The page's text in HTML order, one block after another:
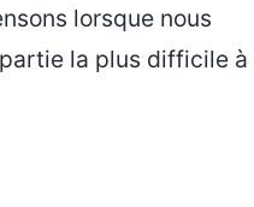
lorsque nous
la plus difficile à